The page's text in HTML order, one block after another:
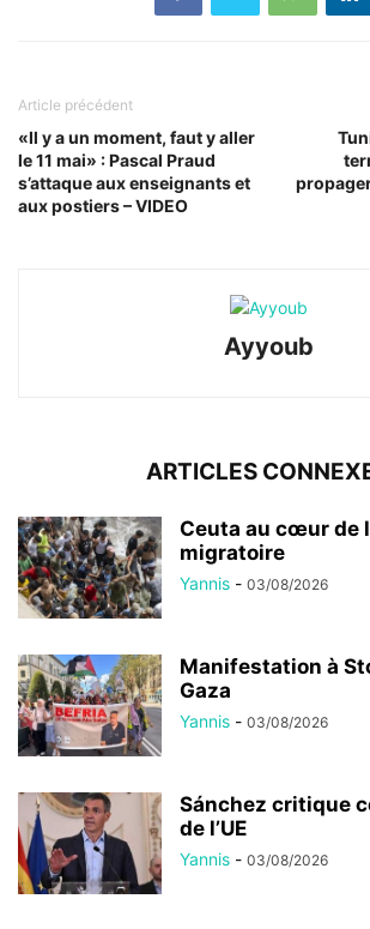
Article précédent
«Il y a un moment, faut y aller
le 11 mai» : Pascal Praud
s’attaque aux enseignants et
aux postiers – VIDEO
Ayyoub
ARTICLES
Ceuta au cœur de
migratoire
Yannis - 03/08/2026
Manifestation à
Gaza
Yannis - 03/08/2026
Sánchez critique
de l’UE
Yannis - 03/08/2026